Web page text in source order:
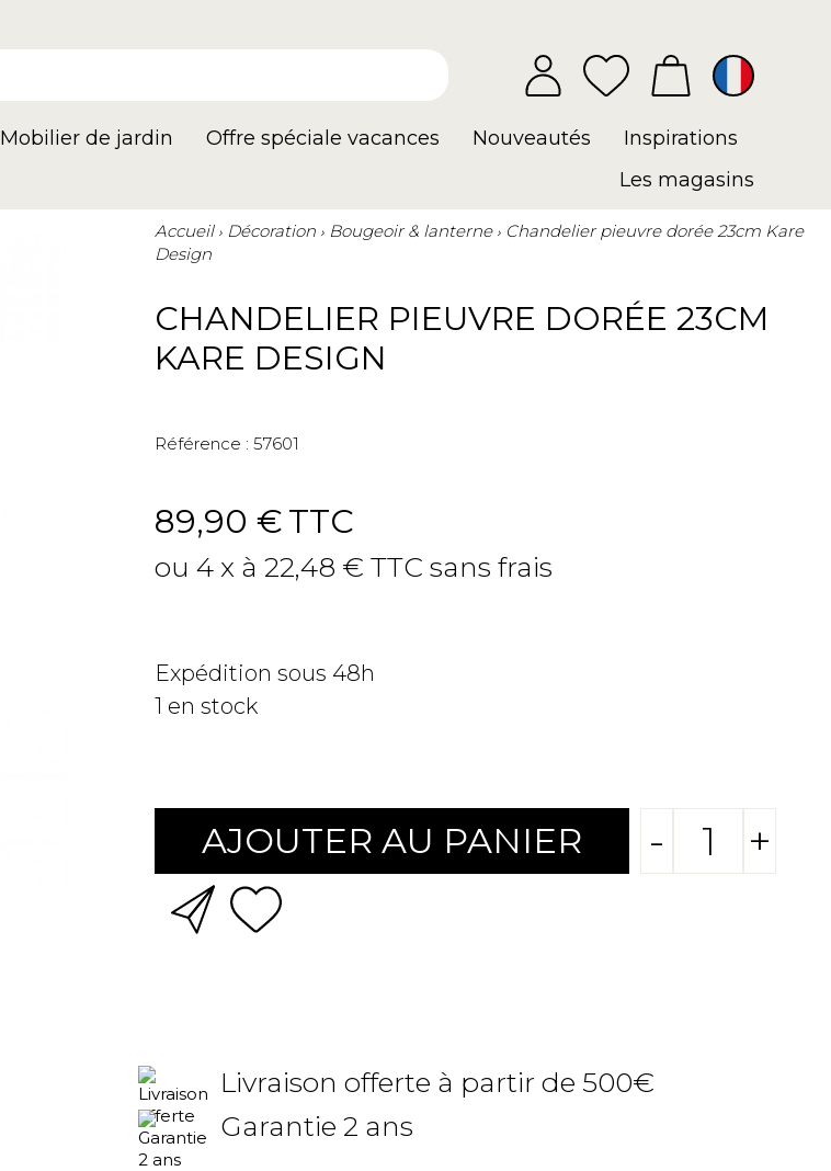
Mobilier de jardin Offre spéciale vacances Nouveautés
Inspirations
Les magasins
Accueil Décoration Bougeoir & lanterne
Chandelier pieuvre dorée 23cm Kare
Design
CHANDELIER PIEUVRE DORÉE 23CM
KARE DESIGN
Référence : 57601
89,90 €TTC
ou 4 x à 22,48 € TTC sans frais
Expédition sous 48h
1 en stock
AJOUTER AU PANIER - +
Livraison offerte à partir de 500€
Garantie 2 ans